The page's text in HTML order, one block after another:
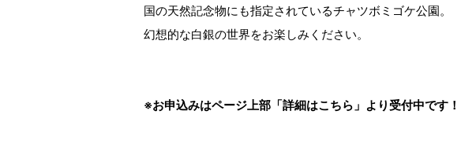
国の天然記念物にも指定されているチャツボミゴケ公園。
幻想的な白銀の世界をお楽しみください。
※お申込みはページ上部「詳細はこちら」より受付中です！